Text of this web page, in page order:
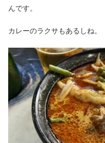
んです。
カレーのラクサもあるしね。